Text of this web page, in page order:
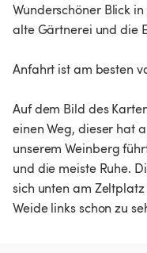
Wunderschöner Blick
alte Gärtnerei und die
Anfahrt ist am besten
Auf dem Bild des
einen Weg, dieser hat
unserem Weinberg
und die meiste Ruhe.
sich unten am
Weide links schon zu